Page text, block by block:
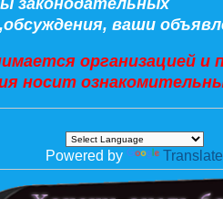
законодательных
ваши
организацией
носит
Powered by Translate